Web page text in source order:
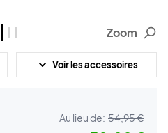
Zoom
Voir les accessoires
Au lieu de: 54,95 €